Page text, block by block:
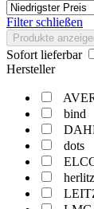
Filter schließen
Produkte
Sofort lieferbar
Hersteller
bind
dots
herlitz